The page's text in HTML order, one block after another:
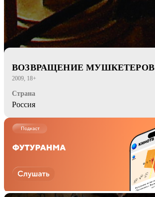
ВОЗВРАЩЕНИЕ МУШКЕТЕРОВ
2009, 18+
Страна
Россия